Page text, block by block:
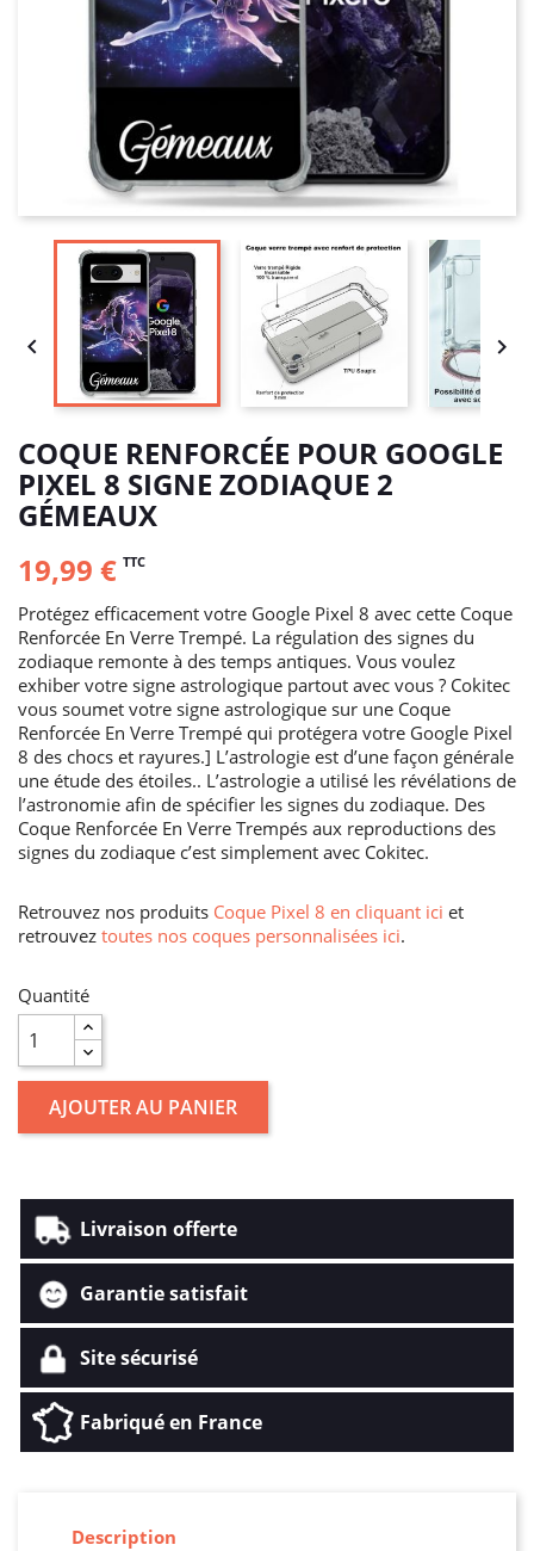
 
COQUE RENFORCÉE POUR GOOGLE
PIXEL 8 SIGNE ZODIAQUE 2
GÉMEAUX
19,99 € TTC
Protégez efficacement votre Google Pixel 8 avec cette Coque
Renforcée En Verre Trempé. La régulation des signes du
zodiaque remonte à des temps antiques. Vous voulez
exhiber votre signe astrologique partout avec vous ? Cokitec
vous soumet votre signe astrologique sur une Coque
Renforcée En Verre Trempé qui protégera votre Google Pixel
8 des chocs et rayures.] L’astrologie est d’une façon générale
une étude des étoiles.. L’astrologie a utilisé les révélations de
l’astronomie afin de spécifier les signes du zodiaque. Des
Coque Renforcée En Verre Trempés aux reproductions des
signes du zodiaque c’est simplement avec Cokitec.
Retrouvez nos produits Coque Pixel 8 en cliquant ici et
retrouvez toutes nos coques personnalisées ici.
Quantité
AJOUTER AU PANIER
Livraison offerte
Garantie satisfait
Site sécurisé
Fabriqué en France
Description